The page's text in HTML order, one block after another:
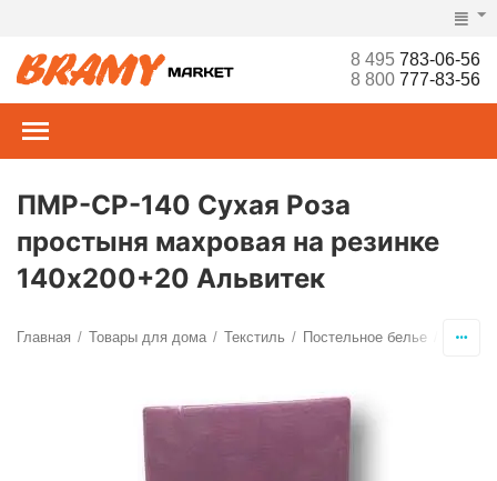
8 495783-06-56
8 800777-83-56
ПМР-СР-140 Сухая Роза
простыня махровая на резинке
140х200+20 Альвитек
Главная / Товары для дома / Текстиль / Постельное белье